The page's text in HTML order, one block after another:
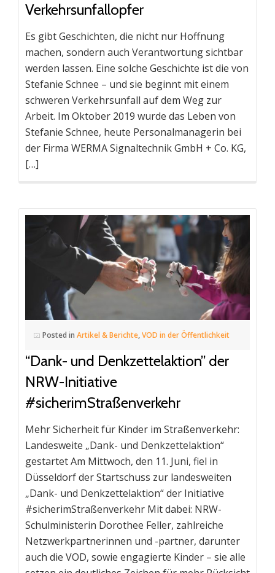
Verkehrsunfallopfer
Es gibt Geschichten, die nicht nur Hoffnung
machen, sondern auch Verantwortung sichtbar
werden lassen. Eine solche Geschichte ist die von
Stefanie Schnee – und sie beginnt mit einem
schweren Verkehrsunfall auf dem Weg zur
Arbeit. Im Oktober 2019 wurde das Leben von
Stefanie Schnee, heute Personalmanagerin bei
der Firma WERMA Signaltechnik GmbH + Co. KG,
[…]
Posted in Artikel & Berichte,VOD in der Öffentlichkeit
“Dank- und Denkzettelaktion” der
NRW-Initiative
#sicherimStraßenverkehr
Mehr Sicherheit für Kinder im Straßenverkehr:
Landesweite „Dank- und Denkzettelaktion“
gestartet Am Mittwoch, den 11. Juni, fiel in
Düsseldorf der Startschuss zur landesweiten
„Dank- und Denkzettelaktion“ der Initiative
#sicherimStraßenverkehr Mit dabei: NRW-
Schulministerin Dorothee Feller, zahlreiche
Netzwerk­partnerinnen und -partner, darunter
auch die VOD, sowie engagierte Kinder – sie alle